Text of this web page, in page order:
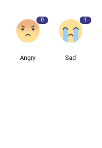
0
Angry
1
Sad